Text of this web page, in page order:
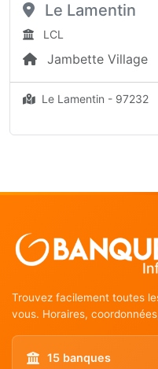
Le Lamentin
LCL
Jambette Village
Le Lamentin - 97232
Trouvez facilement toutes
vous. Horaires,
15 banques